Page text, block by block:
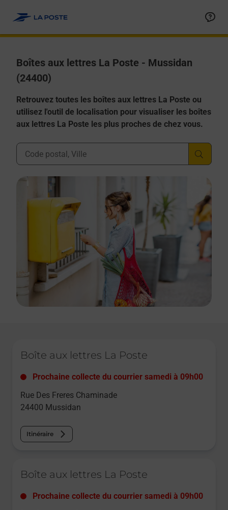
Boîtes aux lettres La Poste - Mussidan
(24400)
Retrouvez toutes les boîtes aux lettres La Poste ou
utilisez l'outil de localisation pour visualiser les boîtes
aux lettres La Poste les plus proches de chez vous.
Ville, Département, Code Postal
Boîte aux lettres La Poste
Prochaine collecte du courrier samedi à 09h00
Rue Des Freres Chaminade
24400 Mussidan
Itinéraire
Boîte aux lettres La Poste
Prochaine collecte du courrier samedi à 09h00